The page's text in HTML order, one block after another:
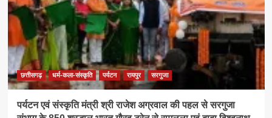
की
बड़ी
शक्ति
राजेश
अग्रवाल
छत्तीसगढ़ धर्म-कला-संस्कृति पर्यटन रायपुर सरगुजा
पर्यटन एवं संस्कृति मंत्री श्री राजेश अग्रवाल की पहल से सरगुजा